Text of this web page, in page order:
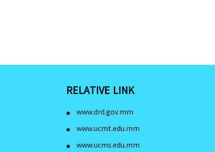
RELATIVE LINK
www.drd.gov.mm
www.ucmt.edu.mm
www.ucms.edu.mm